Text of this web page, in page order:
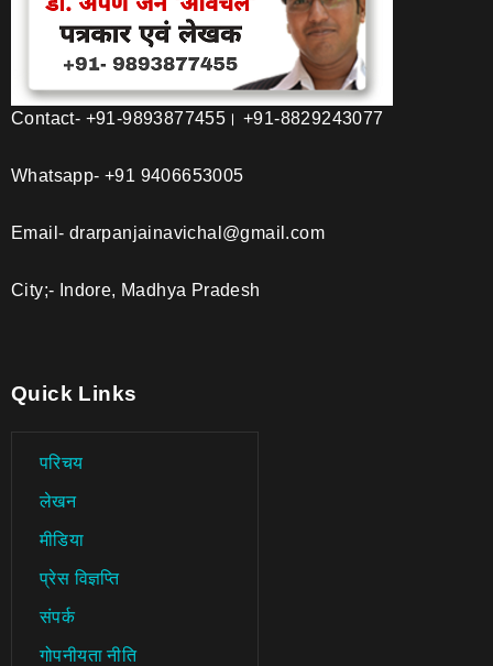
Contact- +91-9893877455। +91-8829243077
Whatsapp- +91 9406653005
Email- drarpanjainavichal@gmail.com
City;- Indore, Madhya Pradesh
Quick Links
परिचय
लेखन
मीडिया
प्रेस विज्ञप्ति
संपर्क
गोपनीयता नीति